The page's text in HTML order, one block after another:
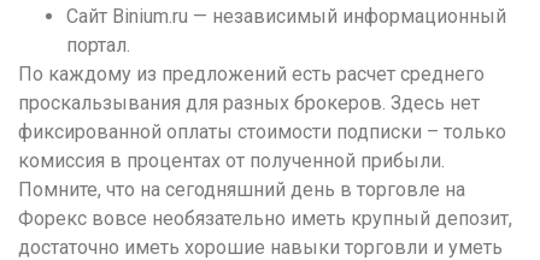
Сайт Binium.ru — независимый информационный
портал.
По каждому из предложений есть расчет среднего
проскальзывания для разных брокеров. Здесь нет
фиксированной оплаты стоимости подписки – только
комиссия в процентах от полученной прибыли.
Помните, что на сегодняшний день в торговле на
Форекс вовсе необязательно иметь крупный депозит,
достаточно иметь хорошие навыки торговли и уметь